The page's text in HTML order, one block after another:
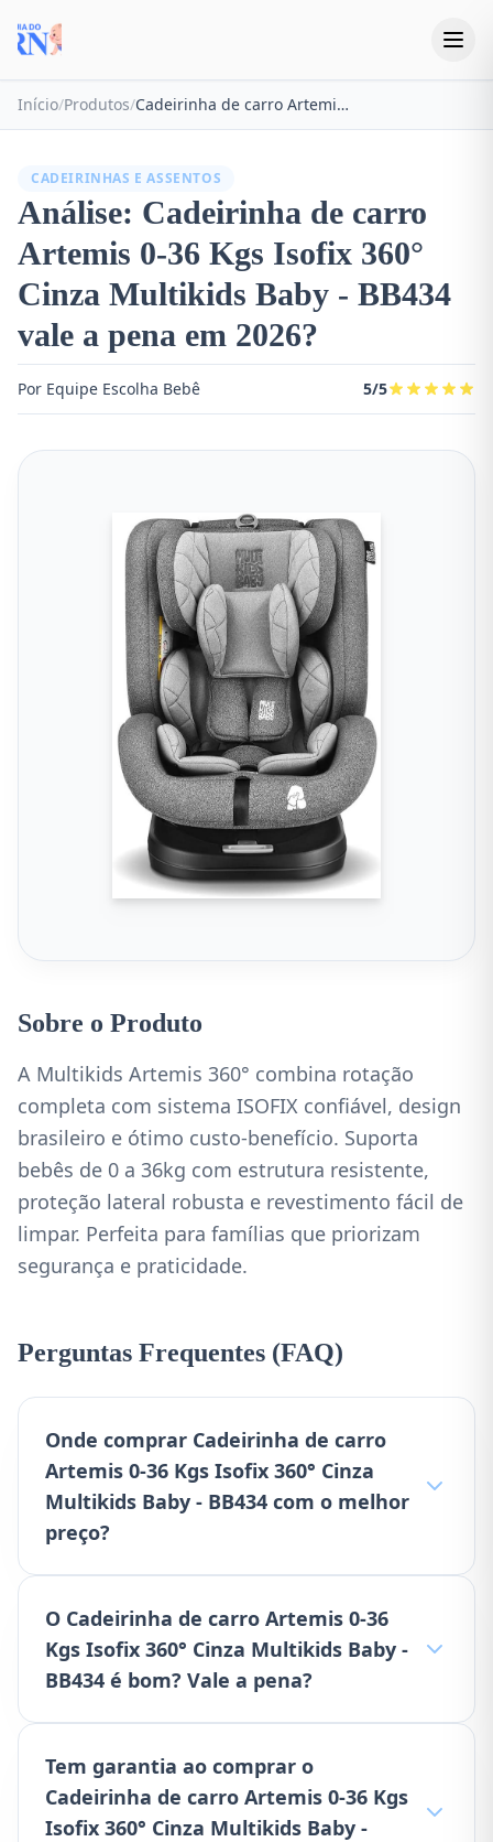
Início/Produtos/ Cadeirinha de carro Artemis 0-36 Kgs Isofix 360° Cinza Multikids Baby - BB434
CADEIRINHAS E ASSENTOS
Análise: Cadeirinha de carro
Artemis 0-36 Kgs Isofix 360°
Cinza Multikids Baby - BB434
vale a pena em 2026?
Por Equipe Escolha Bebê 5/5
Sobre o Produto
A Multikids Artemis 360° combina rotação
completa com sistema ISOFIX confiável, design
brasileiro e ótimo custo-benefício. Suporta
bebês de 0 a 36kg com estrutura resistente,
proteção lateral robusta e revestimento fácil de
limpar. Perfeita para famílias que priorizam
segurança e praticidade.
Perguntas Frequentes (FAQ)
Onde comprar Cadeirinha de carro
Artemis 0-36 Kgs Isofix 360° Cinza
Multikids Baby - BB434 com o melhor
preço?
O Cadeirinha de carro Artemis 0-36
Kgs Isofix 360° Cinza Multikids Baby -
BB434 é bom? Vale a pena?
Tem garantia ao comprar o
Cadeirinha de carro Artemis 0-36 Kgs
Isofix 360° Cinza Multikids Baby -